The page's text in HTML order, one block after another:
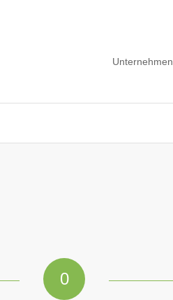
Unternehmen
0